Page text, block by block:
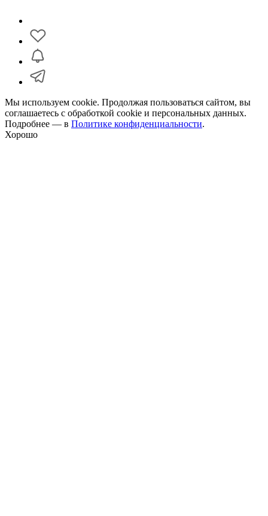
Мы используем cookie. Продолжая пользоваться сайтом, вы
соглашаетесь с обработкой cookie и персональных данных.
Подробнее — в Политике конфиденциальности.
Хорошо